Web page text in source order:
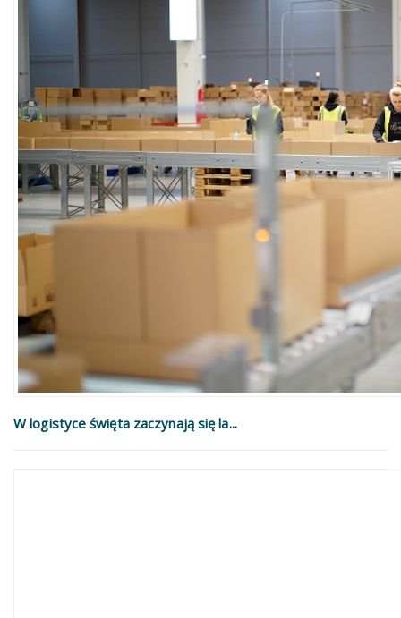
W logistyce święta zaczynają się la...